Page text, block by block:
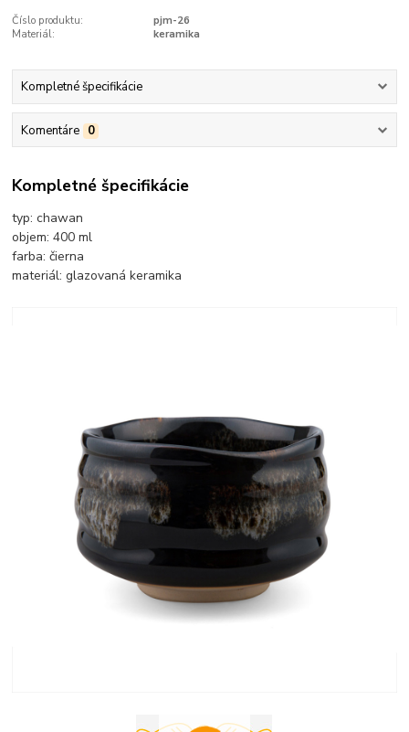
Číslo produktu:
pjm-26
Materiál:
keramika
Kompletné špecifikácie
Komentáre 0
Kompletné špecifikácie
typ: chawan
objem: 400 ml
farba: čierna
materiál: glazovaná keramika